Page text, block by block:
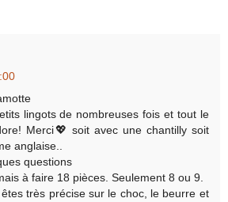
lingots de nombreuses fois et tout le
Merci💖 soit avec une chantilly soit
anglaise..
questions
à faire 18 pièces. Seulement 8 ou 9.
très précise sur le choc, le beurre et